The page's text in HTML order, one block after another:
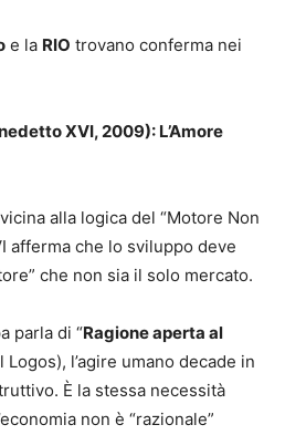
e la RIO trovano conferma nei
XVI, 2009): L’Amore
alla logica del “Motore Non
afferma che lo sviluppo deve
che non sia il solo mercato.
parla di “Ragione aperta al
Logos), l’agire umano decade in
È la stessa necessità
non è “razionale”